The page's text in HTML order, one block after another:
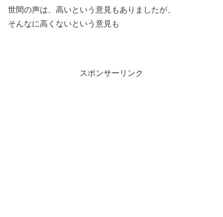
世間の声は、高いという意見もありましたが、
そんなに高くないという意見も
スポンサーリンク